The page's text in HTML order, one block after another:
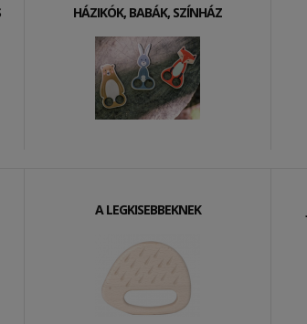
HÁZIKÓK, BABÁK, SZÍNHÁZ
A LEGKISEBBEKNEK